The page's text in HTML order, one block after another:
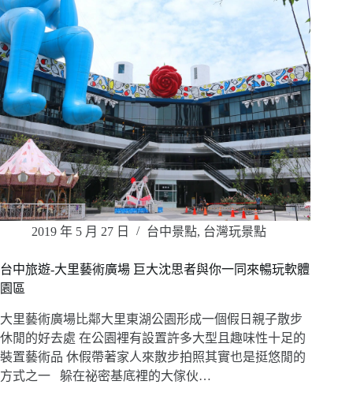
2019 年 5 月 27 日 台中景點, 台灣玩景點
台中旅遊-大里藝術廣場 巨大沈思者與你一同來暢玩軟體
園區
大里藝術廣場比鄰大里東湖公園形成一個假日親子散步
休閒的好去處 在公園裡有設置許多大型且趣味性十足的
裝置藝術品 休假帶著家人來散步拍照其實也是挺悠閒的
方式之一 躲在祕密基底裡的大傢伙…